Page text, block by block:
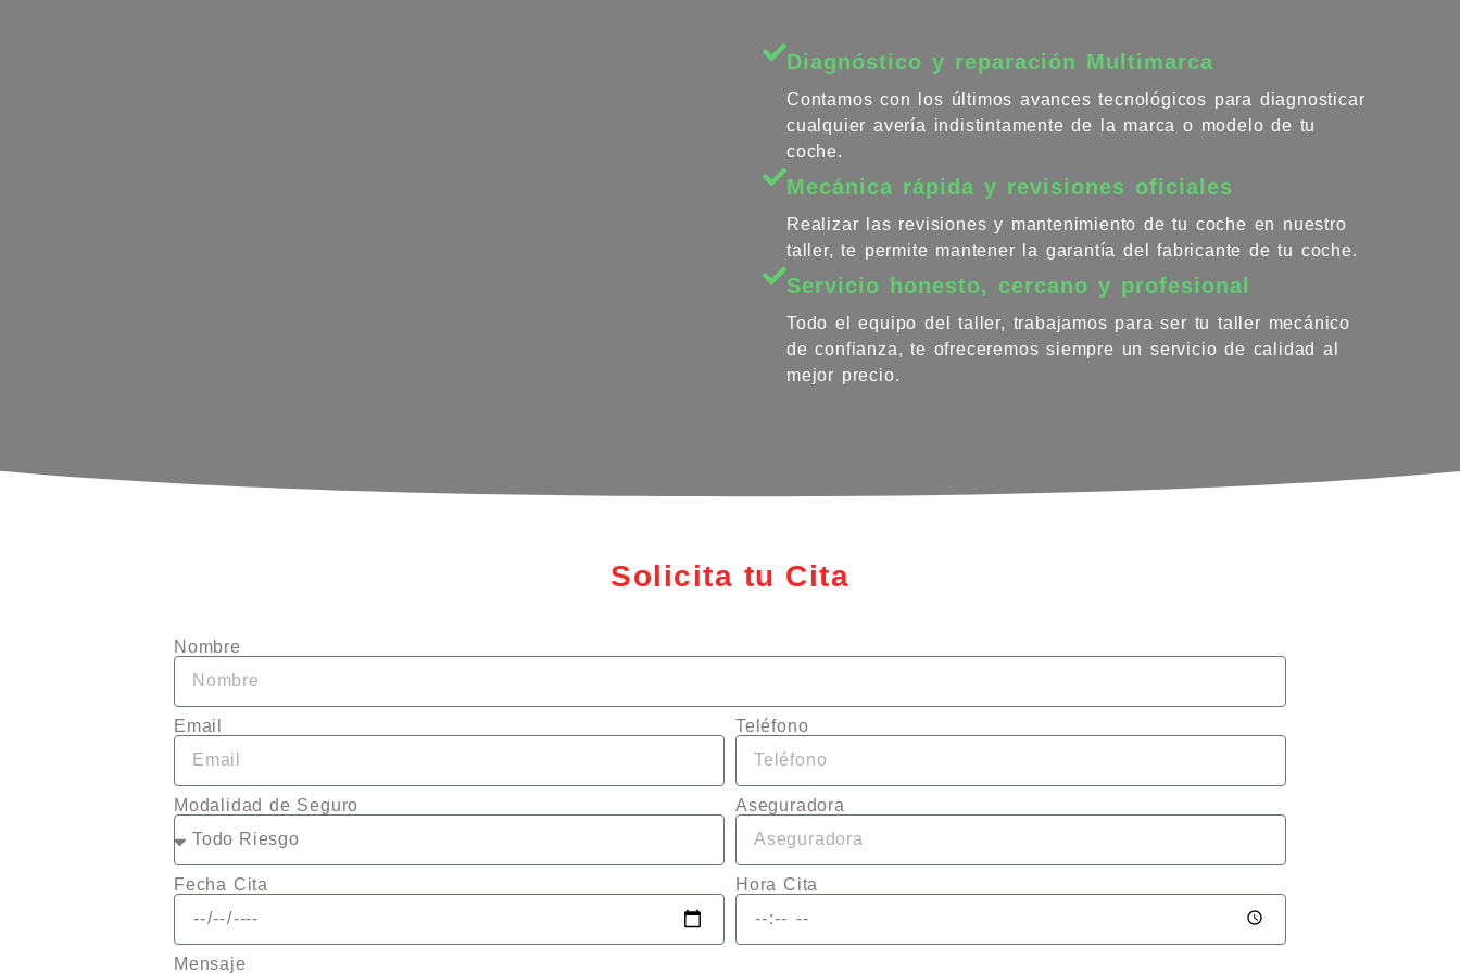
Diagnóstico y reparación Multimarca
Contamos con los últimos avances tecnológicos para diagnosticar
cualquier avería indistintamente de la marca o modelo de tu
coche.
Mecánica rápida y revisiones oficiales
Realizar las revisiones y mantenimiento de tu coche en nuestro
taller, te permite mantener la garantía del fabricante de tu coche.
Servicio honesto, cercano y profesional
Todo el equipo del taller, trabajamos para ser tu taller mecánico
de confianza, te ofreceremos siempre un servicio de calidad al
mejor precio.
Solicita tu Cita
Nombre
Email Teléfono
Modalidad de Seguro Aseguradora
Fecha Cita Hora Cita
Mensaje